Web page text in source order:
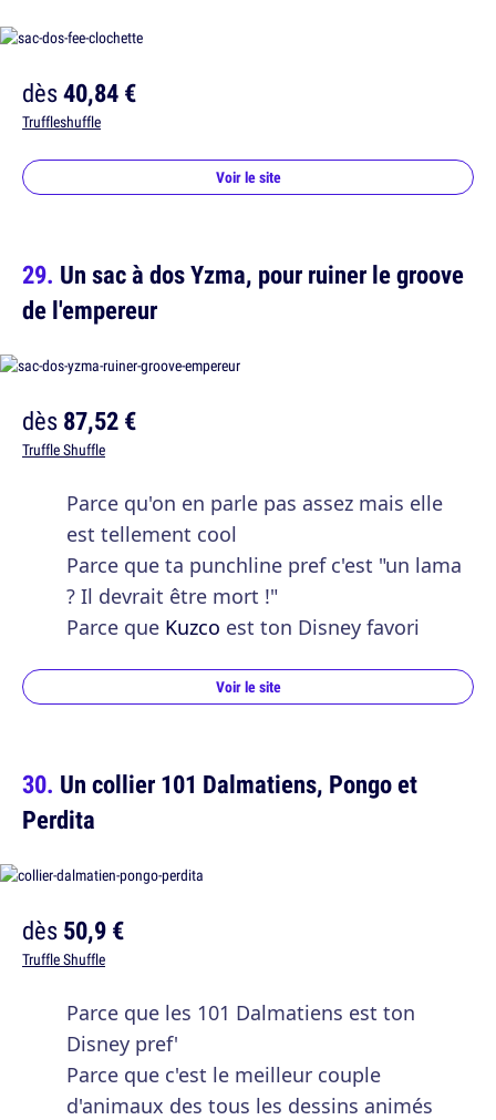
dès40,84 €
Truffleshuffle
Voir le site
Un sac à dos Yzma, pour ruiner le groove
de l'empereur
dès87,52 €
Truffle Shuffle
Parce qu'on en parle pas assez mais elle
est tellement cool
Parce que ta punchline pref c'est "un lama
? Il devrait être mort !"
Parce que Kuzco est ton Disney favori
Voir le site
Un collier 101 Dalmatiens, Pongo et
Perdita
dès50,9 €
Truffle Shuffle
Parce que les 101 Dalmatiens est ton
Disney pref'
Parce que c'est le meilleur couple
d'animaux des tous les dessins animés